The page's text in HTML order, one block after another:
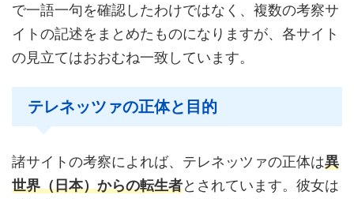
で一語一句を確認したわけではなく、複数の考察サ
イトの記述をまとめたものになりますが、各サイト
の見立てはおおむね一致しています。
テレネッツァの正体と目的
諸サイトの考察によれば、テレネッツァの正体は異
世界（日本）からの転生者とされています。彼女は